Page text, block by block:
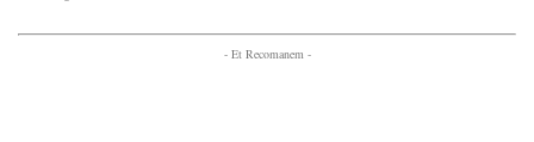
- Et Recomanem -